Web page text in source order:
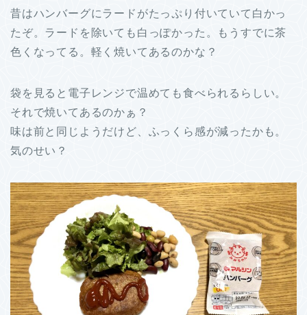
昔はハンバーグにラードがたっぷり付いていて白かっ
たぞ。ラードを除いても白っぽかった。もうすでに茶
色くなってる。軽く焼いてあるのかな？
袋を見ると電子レンジで温めても食べられるらしい。
それで焼いてあるのかぁ？
味は前と同じようだけど、ふっくら感が減ったかも。
気のせい？